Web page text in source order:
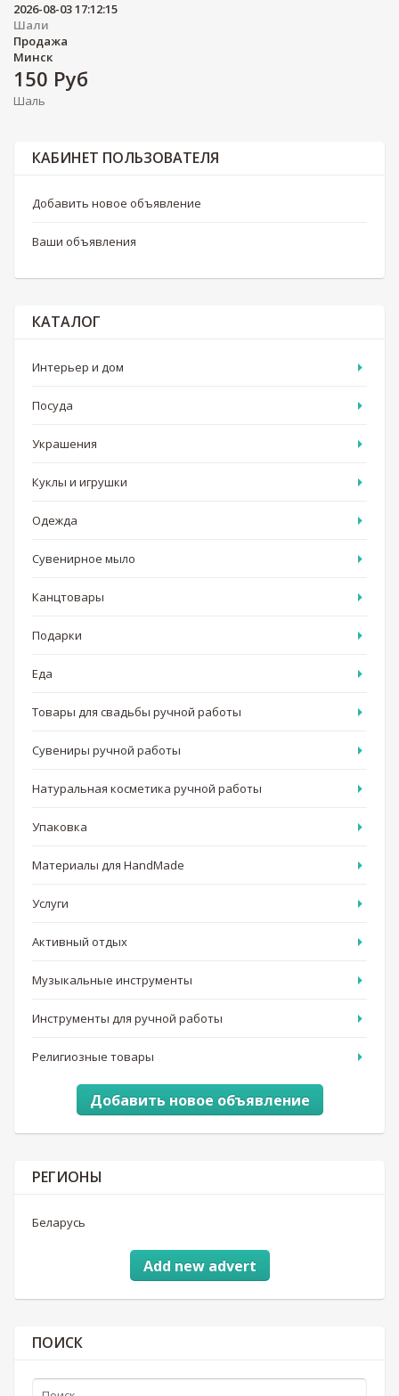
2026-08-03 17:12:15
Шали
Продажа
Минск
150 Руб
Шаль
КАБИНЕТ ПОЛЬЗОВАТЕЛЯ
Добавить новое объявление
Ваши объявления
КАТАЛОГ
Интерьер и дом
Посуда
Украшения
Куклы и игрушки
Одежда
Сувенирное мыло
Канцтовары
Подарки
Еда
Товары для свадьбы ручной работы
Сувениры ручной работы
Натуральная косметика ручной работы
Упаковка
Материалы для HandMade
Услуги
Активный отдых
Музыкальные инструменты
Инструменты для ручной работы
Религиозные товары
Добавить новое объявление
РЕГИОНЫ
Беларусь
Add new advert
ПОИСК